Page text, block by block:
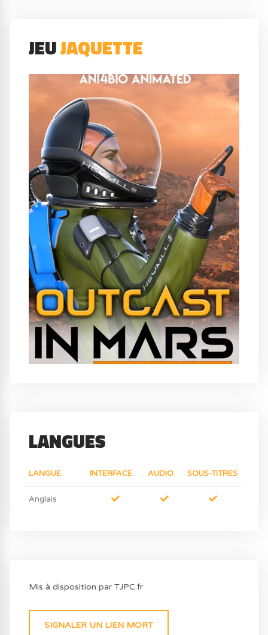
JEUJAQUETTE
LANGUES
LANGUE INTERFACE AUDIO SOUS-TITRES
Anglais
Mis à disposition par TJPC.fr
SIGNALER UN LIEN MORT